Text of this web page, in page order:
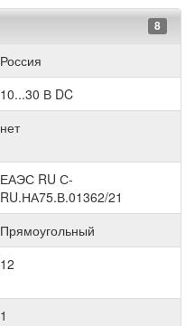
8
Россия
10...30 В DC
нет
ЕАЭС RU С-
RU.НА75.В.01362/21
Прямоугольный
12
1